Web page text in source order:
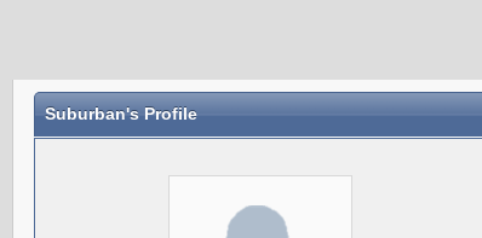
Suburban's Profile